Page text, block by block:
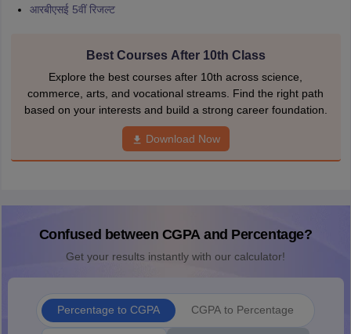
आरबीएसई 5वीं रिजल्ट
Best Courses After 10th Class
Explore the best courses after 10th across science,
commerce, arts, and vocational streams. Find the right path
based on your interests and build a strong career foundation.
Download Now
Confused between CGPA and Percentage?
Get your results instantly with our calculator!
Percentage to CGPA CGPA to Percentage